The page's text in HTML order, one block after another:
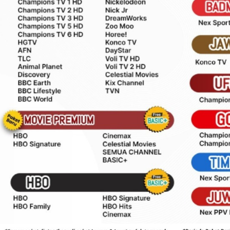
berkesan,
(5/5)
Heriyanto
Sangan puas dengan pelayanan
adminnya
(5/5)
WAWAN ARIANTO
TAPANULI
Isi Paket Transvision
di Skymedia Parabolaku
ada niat mau ke